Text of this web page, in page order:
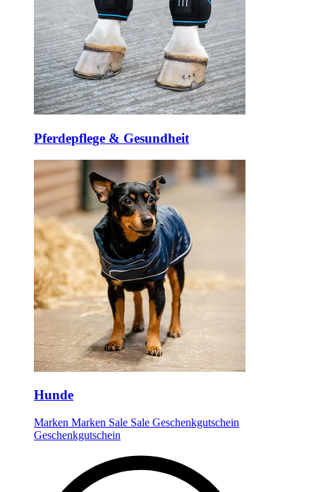
Pferdepflege & Gesundheit
Hunde
Marken Marken Sale Sale Geschenkgutschein
Geschenkgutschein